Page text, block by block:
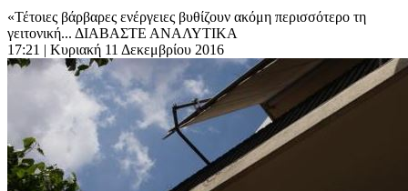
«Τέτοιες βάρβαρες ενέργειες βυθίζουν ακόμη περισσότερο τη
γειτονική... ΔΙΑΒΑΣΤΕ ΑΝΑΛΥΤΙΚΑ
17:21 | Κυριακή 11 Δεκεμβρίου 2016